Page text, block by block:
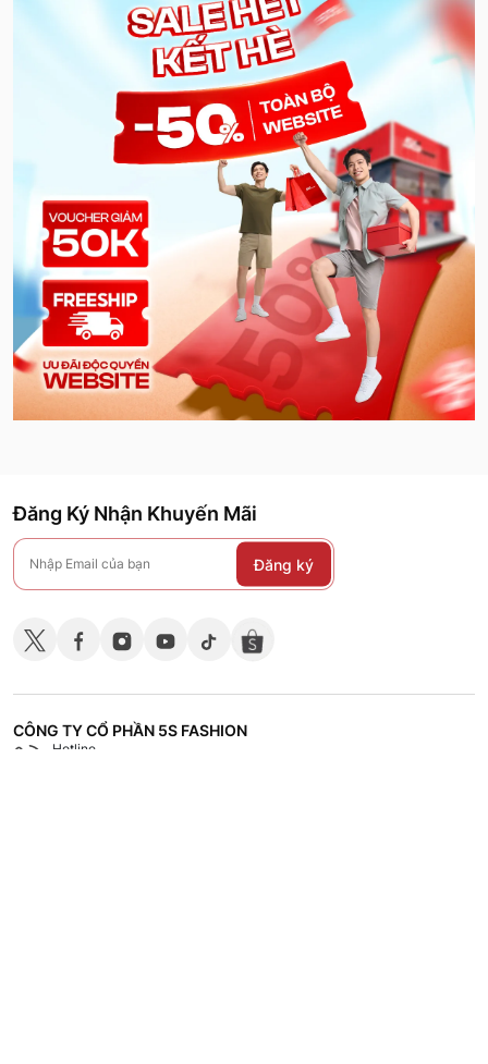
Đăng Ký Nhận Khuyến Mãi
Đăng ký
CÔNG TY CỔ PHẦN 5S FASHION
Hotline